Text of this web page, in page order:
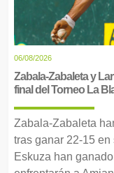
06/08/2026
Zabala-Zabaleta y
final del Torneo La
Zabala-Zabaleta
tras ganar 22-15
Eskuza han